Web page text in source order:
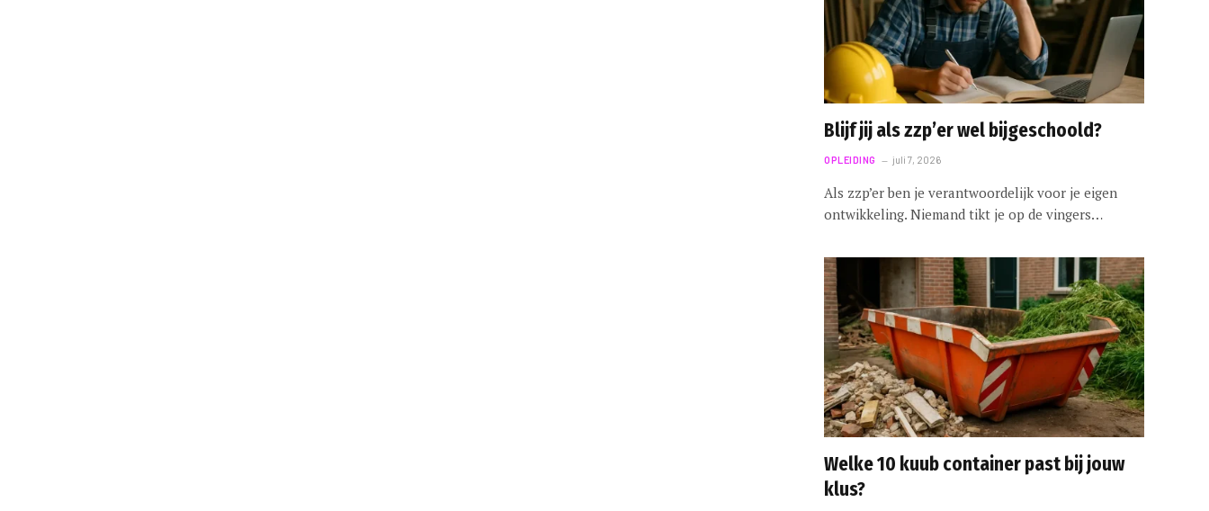
Blijf jij als zzp’er wel bijgeschoold?
OPLEIDING juli 7, 2026
Als zzp’er ben je verantwoordelijk voor je eigen
ontwikkeling. Niemand tikt je op de vingers…
Welke 10 kuub container past bij jouw
klus?